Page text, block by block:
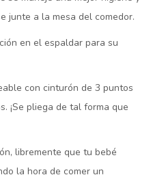
junte a la mesa del comedor.
en el espaldar para su
con cinturón de 3 puntos
¡Se pliega de tal forma que
libremente que tu bebé
la hora de comer un